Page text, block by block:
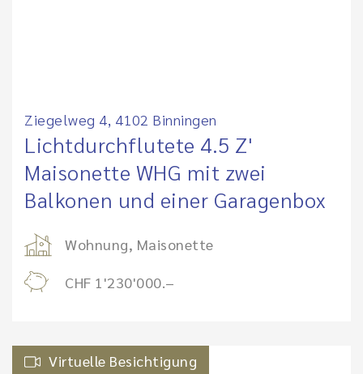
Ziegelweg 4, 4102 Binningen
Lichtdurchflutete 4.5 Z'
Maisonette WHG mit zwei
Balkonen und einer Garagenbox
Wohnung, Maisonette
CHF 1'230'000.–
Virtuelle Besichtigung